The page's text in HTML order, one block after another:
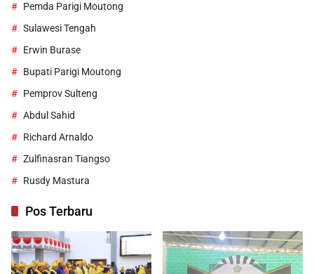
Pemda Parigi Moutong
Sulawesi Tengah
Erwin Burase
Bupati Parigi Moutong
Pemprov Sulteng
Abdul Sahid
Richard Arnaldo
Zulfinasran Tiangso
Rusdy Mastura
Pos Terbaru